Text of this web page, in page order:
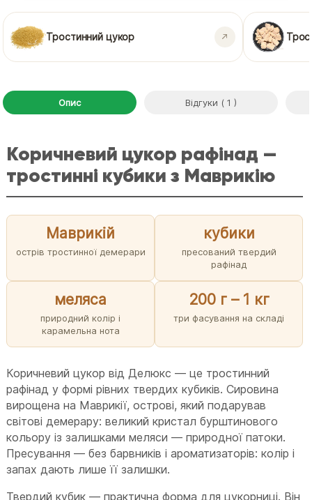
Тростинний цукор
Опис Відгуки ( 1 )
Коричневий цукор рафінад —
тростинні кубики з Маврикію
Маврикій
острів тростинної демерари
кубики
пресований твердий
рафінад
меляса
природний колір і
карамельна нота
200 г – 1 кг
три фасування на складі
Коричневий цукор від Делюкс — це тростинний
рафінад у формі рівних твердих кубиків. Сировина
вирощена на Маврикії, острові, який подарував
світові демерару: великий кристал бурштинового
кольору із залишками меляси — природної патоки.
Пресування — без барвників і ароматизаторів: колір і
запах дають лише її залишки.
Твердий кубик — практична форма для цукорниці. Він